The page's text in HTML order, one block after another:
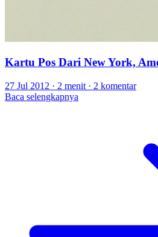
Kartu Pos Dari New York,
27 Jul 2012 · 2 menit · 2 komentar
Baca selengkapnya